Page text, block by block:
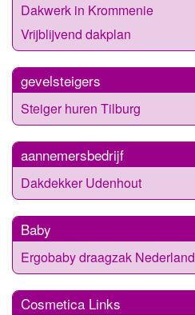
Dakwerk in Krommenie
Vrijblijvend dakplan
gevelsteigers
Steiger huren Tilburg
aannemersbedrijf
Dakdekker Udenhout
Baby
Ergobaby draagzak Nederland
Cosmetica Links